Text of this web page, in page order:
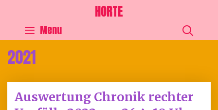
HORTE
Menu
2021
Auswertung Chronik rechter